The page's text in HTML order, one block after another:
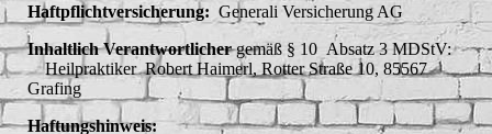
Haftpflichtversicherung: Generali Versicherung AG
Inhaltlich Verantwortlichergemäß § 10 Absatz 3 MDStV:
Heilpraktiker Robert Haimerl, Rotter Straße 10, 85567
Grafing
Haftungshinweis: